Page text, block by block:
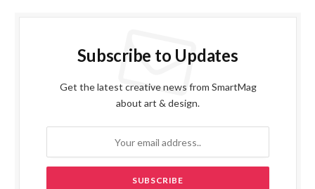
Subscribe to Updates
Get the latest creative news from SmartMag
about art & design.